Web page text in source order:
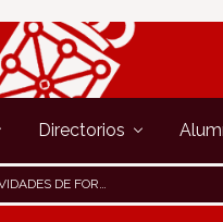
Directorios
Y COOPERACIÓN (TCA)